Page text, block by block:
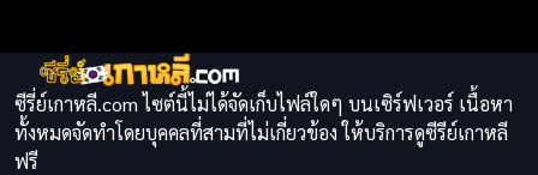
ซีรี่ย์เกาหลี.com ไซต์นี้ไม่ได้จัดเก็บไฟล์ใดๆ บนเซิร์ฟเวอร์ เนื้อหา
ทั้งหมดจัดทำโดยบุคคลที่สามที่ไม่เกี่ยวข้อง ให้บริการดูซีรีย์เกาหลี
ฟรี